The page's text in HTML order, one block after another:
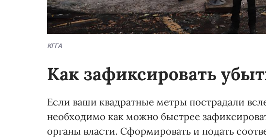
КГГА
Как зафиксировать
Если ваши квадратные метры пострадали
необходимо как можно быстрее
органы власти. Сформировать и подать